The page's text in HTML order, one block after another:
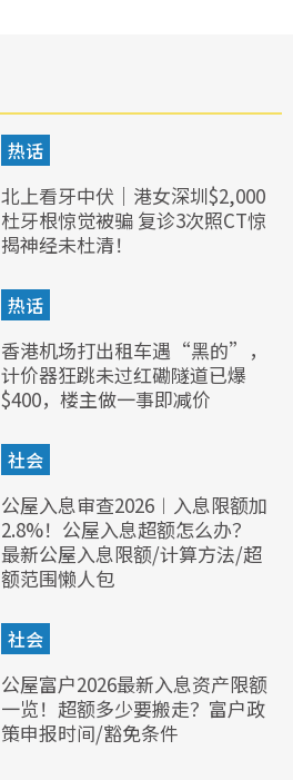
热话
北上看牙中伏｜港女深圳$2,000
杜牙根惊觉被骗 复诊3次照CT惊
揭神经未杜清！
热话
香港机场打出租车遇“黑的”，
计价器狂跳未过红磡隧道已爆
$400，楼主做一事即减价
社会
公屋入息审查2026︱入息限额加
2.8%！公屋入息超额怎么办？
最新公屋入息限额/计算方法/超
额范围懒人包
社会
公屋富户2026最新入息资产限额
一览！超额多少要搬走？富户政
策申报时间/豁免条件